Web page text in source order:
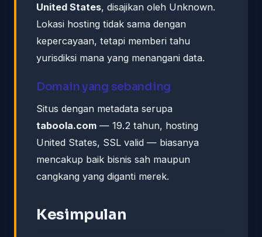
United States, disajikan oleh Unknown.
Lokasi hosting tidak sama dengan
kepercayaan, tetapi memberi tahu
yurisdiksi mana yang menangani data.
Domain yang sebanding
Situs dengan metadata serupa
taboola.com — 19.2 tahun, hosting
United States, SSL valid — biasanya
mencakup baik bisnis sah maupun
cangkang yang diganti merek.
Kesimpulan